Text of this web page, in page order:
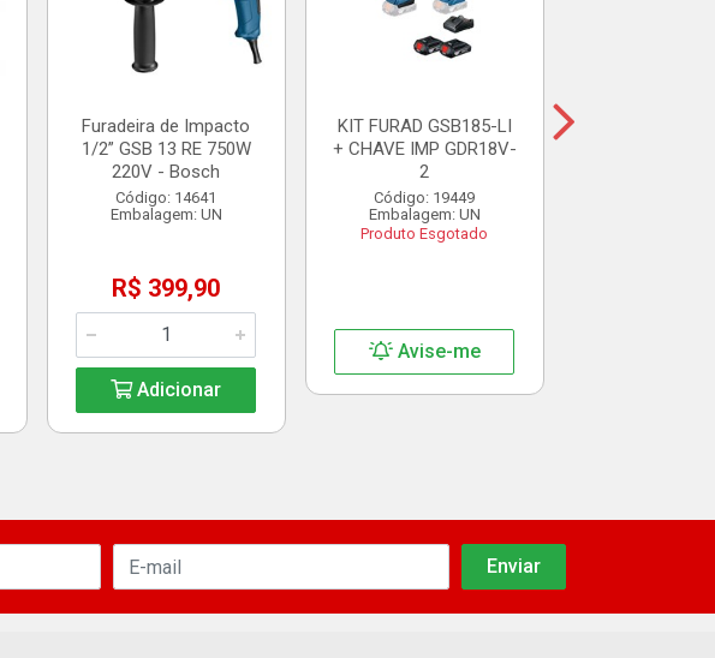
Furadeira de Impacto
1/2” GSB 13 RE 750W
220V - Bosch
Código: 14641
Embalagem: UN
R$ 399,90
Adicionar
KIT FURAD GSB185-LI
+ CHAVE IMP GDR18V-
2
Código: 19449
Embalagem: UN
Produto Esgotado
Avise-me